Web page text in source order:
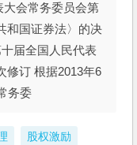
大会常务委员会第
和国证券法〉的决
届全国人民代表
修订 根据2013年6
务委
股权激励